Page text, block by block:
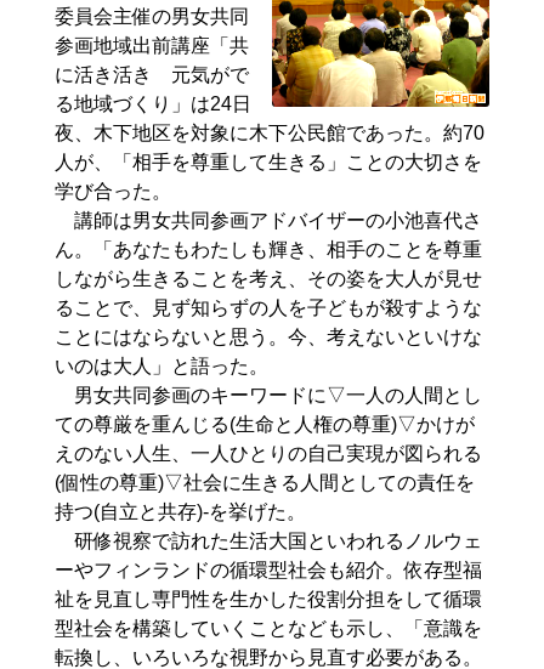
委員会主催の男女共同
参画地域出前講座「共
に活き活き 元気がで
る地域づくり」は24日
夜、木下地区を対象に木下公民館であった。約70
人が、「相手を尊重して生きる」ことの大切さを
学び合った。
講師は男女共同参画アドバイザーの小池喜代さ
ん。「あなたもわたしも輝き、相手のことを尊重
しながら生きることを考え、その姿を大人が見せ
ることで、見ず知らずの人を子どもが殺すような
ことにはならないと思う。今、考えないといけな
いのは大人」と語った。
男女共同参画のキーワードに▽一人の人間とし
ての尊厳を重んじる(生命と人権の尊重)▽かけが
えのない人生、一人ひとりの自己実現が図られる
(個性の尊重)▽社会に生きる人間としての責任を
持つ(自立と共存)-を挙げた。
研修視察で訪れた生活大国といわれるノルウェ
ーやフィンランドの循環型社会も紹介。依存型福
祉を見直し専門性を生かした役割分担をして循環
型社会を構築していくことなども示し、「意識を
転換し、いろいろな視野から見直す必要がある。